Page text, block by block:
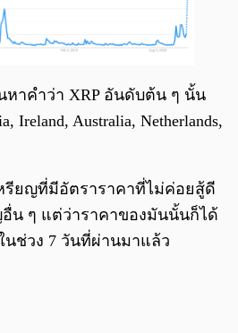
หาคำว่า XRP อันดับต้น ๆ นั้น
Ireland, Australia, Netherlands,
รียญที่มีอัตราราคาที่ไม่ค่อยสู้ดี
น ๆ แต่ว่าราคาของมันนั้นก็ได้
นช่วง 7 วันที่ผ่านมาแล้ว